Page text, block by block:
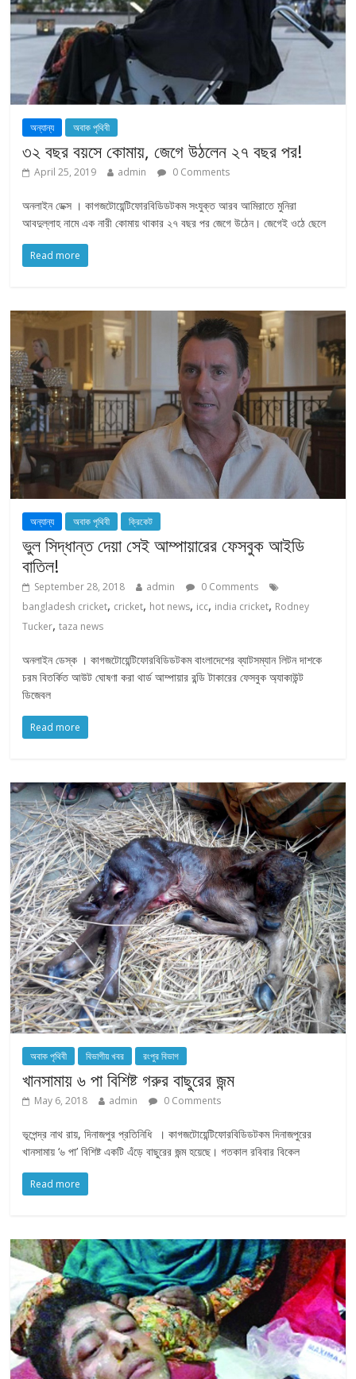
অন্যান্য অবাক পৃথিবী
৩২ বছর বয়সে কোমায়, জেগে উঠলেন ২৭ বছর পর!
April 25, 2019 admin 0 Comments
অনলাইন ডেক্স । কাগজটোয়েন্টিফোরবিডিডটকম সংযুক্ত আরব আমিরাতে মুনিরা
আবদুল্লাহ নামে এক নারী কোমায় থাকার ২৭ বছর পর জেগে উঠেন। জেগেই ওঠে ছেলে
Read more
অন্যান্য অবাক পৃথিবী ক্রিকেট
ভুল সিদ্ধান্ত দেয়া সেই আম্পায়ারের ফেসবুক আইডি
বাতিল!
September 28, 2018 admin
0 Comments
bangladesh cricket, cricket, hot news, icc, india cricket, Rodney
Tucker,taza news
অনলাইন ডেস্ক । কাগজটোয়েন্টিফোরবিডিডটকম বাংলাদেশের ব্যাটসম্যান লিটন দাশকে
চরম বিতর্কিত আউট ঘোষণা করা থার্ড আম্পায়ার রন্ডি টাকারের ফেসবুক অ্যাকাউন্ট
ডিজেবল
Read more
অবাক পৃথিবী বিভাগীয় খবর রংপুর বিভাগ
খানসামায় ৬ পা বিশিষ্ট গরুর বাছুরের জন্ম
May 6, 2018 admin 0 Comments
ভূপেন্দ্র নাথ রায়, দিনাজপুর প্রতিনিধি । কাগজটোয়েন্টিফোরবিডিডটকম দিনাজপুরের
খানসামায় ‘৬ পা’ বিশিষ্ট একটি এঁড়ে বাছুরের জন্ম হয়েছে। গতকাল রবিবার বিকেল
Read more